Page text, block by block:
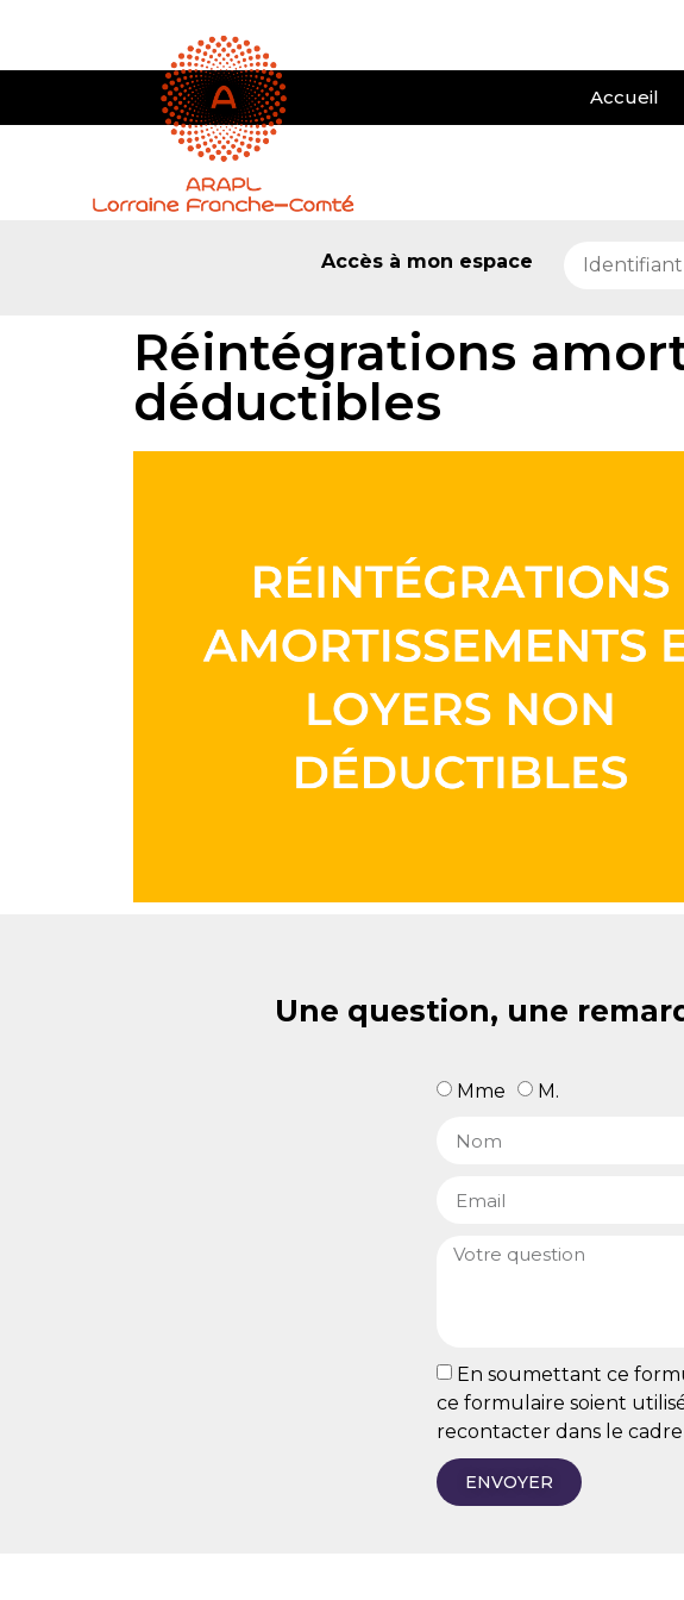
Accueil
Accès à mon espace
Réintégrations
déductibles
Une question, une
Mme M.
En soumettant ce
ce formulaire soient
recontacter dans le
ENVOYER